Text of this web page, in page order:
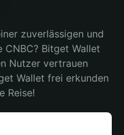
zuverlässigen und
Bitget Wallet
Nutzer vertrauen
Wallet frei erkunden
Reise!